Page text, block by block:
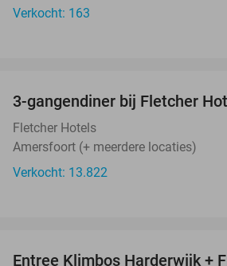
Verkocht: 163
3-gangendiner bij Fletcher
Fletcher Hotels
Amersfoort (+ meerdere locaties)
Verkocht: 13.822
Entree Klimbos Harderwijk +